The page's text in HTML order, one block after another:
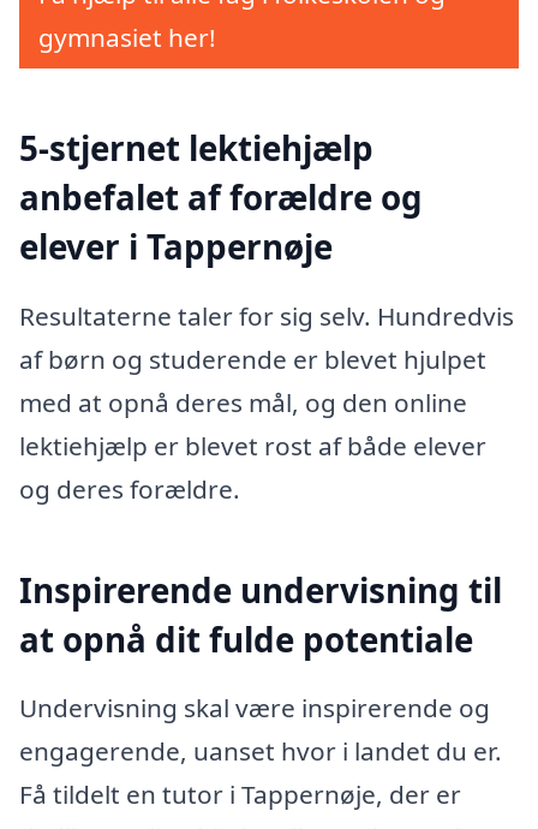
gymnasiet her!
5-stjernet lektiehjælp
anbefalet af forældre og
elever i Tappernøje
Resultaterne taler for sig selv. Hundredvis
af børn og studerende er blevet hjulpet
med at opnå deres mål, og den online
lektiehjælp er blevet rost af både elever
og deres forældre.
Inspirerende undervisning til
at opnå dit fulde potentiale
Undervisning skal være inspirerende og
engagerende, uanset hvor i landet du er.
Få tildelt en tutor i Tappernøje, der er